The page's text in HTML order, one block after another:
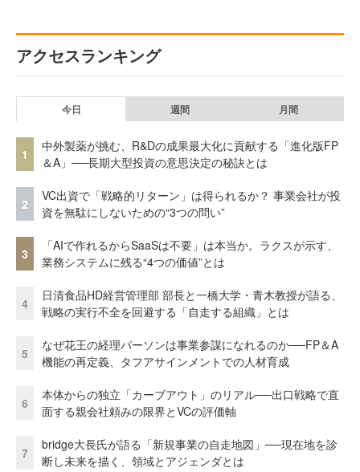
アクセスランキング
今日 週間 月間
1
中外製薬が挑む、R&Dの成果最大化に貢献する「進化版FP
＆A」──長期大型投資の意思決定の秘訣とは
2
VC出資で「戦略的リターン」は得られるか？ 事業会社が投
資を無駄にしないための“3つの問い”
3
「AIで作れるからSaaSは不要」は本当か。ラクスが示す、
業務システムに残る“4つの価値”とは
4
日清食品HD経営管理部 部長と一橋大学・青木教授が語る、
戦略の実行不全を回避する「自走する組織」とは
5
なぜ花王の経理パーソンは事業参謀になれるのか──FP＆A
機能の再定義、タフアサインメントでの人材育成
6
本体からの独立「カーブアウト」のリアル──出口戦略で直
面する親会社頼みの限界とVCの評価軸
7
bridge大長氏が語る「新規事業の自走地図」──現在地を診
断し未来を描く、領域とアジェンダとは